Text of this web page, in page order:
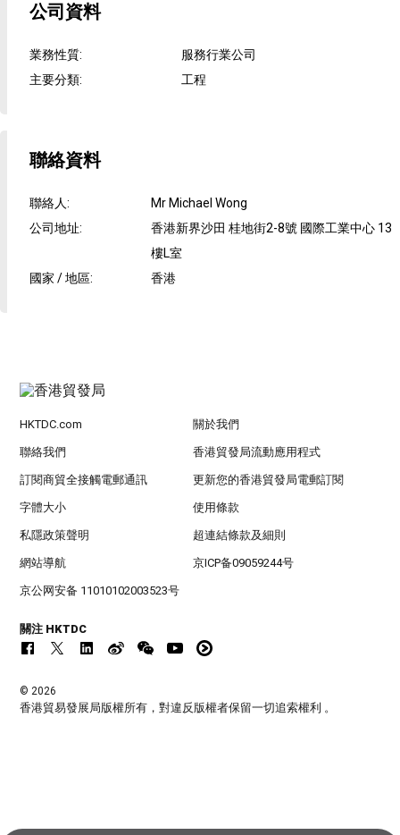
公司資料
業務性質:
服務行業公司
主要分類: 工程
聯絡資料
聯絡人:
Mr Michael Wong
公司地址:
香港新界沙田 桂地街2-8號 國際工業中心 13
樓L室
國家 / 地區: 香港
HKTDC.com 關於我們
聯絡我們 香港貿發局流動應用程式
訂閱商貿全接觸電郵通訊 更新您的香港貿發局電郵訂閱
字體大小 使用條款
私隱政策聲明 超連結條款及細則
網站導航 京ICP备09059244号
京公网安备 11010102003523号
關注 HKTDC
© 2026
香港貿易發展局版權所有，對違反版權者保留一切追索權利 。